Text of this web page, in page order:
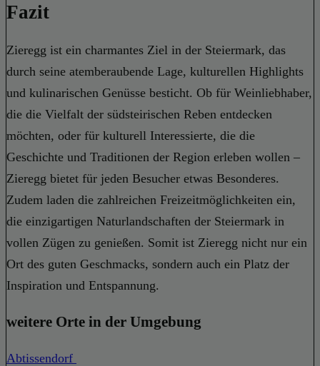
Fazit
Zieregg ist ein charmantes Ziel in der Steiermark, das
durch seine atemberaubende Lage, kulturellen Highlights
und kulinarischen Genüsse besticht. Ob für Weinliebhaber,
die die Vielfalt der südsteirischen Reben entdecken
möchten, oder für kulturell Interessierte, die die
Geschichte und Traditionen der Region erleben wollen –
Zieregg bietet für jeden Besucher etwas Besonderes.
Zudem laden die zahlreichen Freizeitmöglichkeiten ein,
die einzigartigen Naturlandschaften der Steiermark in
vollen Zügen zu genießen. Somit ist Zieregg nicht nur ein
Ort des guten Geschmacks, sondern auch ein Platz der
Inspiration und Entspannung.
weitere Orte in der Umgebung
Abtissendorf